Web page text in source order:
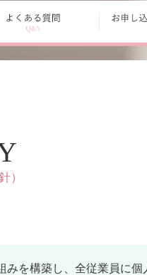
）
を構築し、全従業員に個